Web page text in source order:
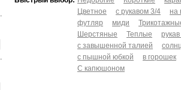
Цветное
с рукавом 3/4
на
футляр
миди
Шерстяные
Теплые
с завышенной талией
с пышной юбкой
в горошек
С капюшоном